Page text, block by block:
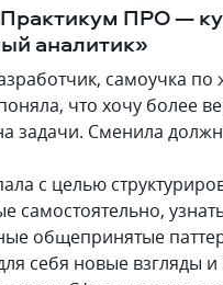
ПРО —
аналитик»
самоучка по
что хочу более
задачи. Сменила
с целью
самостоятельно,
общепринятые
себя новые взгляды